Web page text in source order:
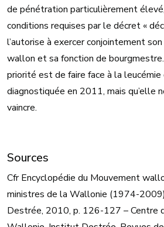
de pénétration particulièrement
conditions requises par le décret «
l’autorise à exercer conjointement
wallon et sa fonction de
priorité est de faire face à la leucémie
diagnostiquée en 2011, mais qu’elle
vaincre.
Sources
Cfr Encyclopédie du Mouvement
ministres de la Wallonie (1974-
Destrée, 2010, p. 126-127 – Centre